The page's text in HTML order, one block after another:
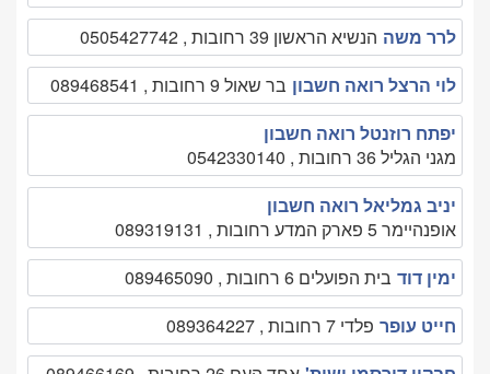
לרר משה הנשיא הראשון 39 רחובות , 0505427742
לוי הרצל רואה חשבון בר שאול 9 רחובות , 089468541
יפתח רוזנטל רואה חשבון
מגני הגליל 36 רחובות , 0542330140
יניב גמליאל רואה חשבון
אופנהיימר 5 פארק המדע רחובות , 089319131
ימין דוד בית הפועלים 6 רחובות , 089465090
חייט עופר פלדי 7 רחובות , 089364227